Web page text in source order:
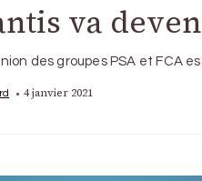
va
des groupes PSA et FCA
4 janvier 2021